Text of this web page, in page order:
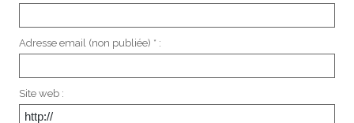
Adresse email (non publiée) * :
Site web :